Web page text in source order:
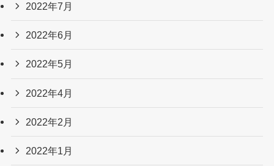
2022年7月
2022年6月
2022年5月
2022年4月
2022年2月
2022年1月